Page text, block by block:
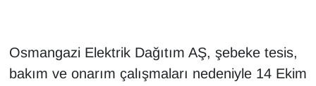
Osmangazi Elektrik Dağıtım AŞ, şebeke tesis,
bakım ve onarım çalışmaları nedeniyle 14 Ekim